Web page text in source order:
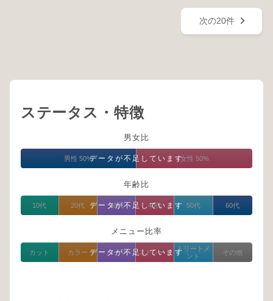
次の20件
ステータス・特徴
男女比
データが不足しています
男性 50% 女性 50%
年齢比
データが不足しています
10代 20代 30代 40代 50代 60代
メニュー比率
データが不足しています
カット カラー パーマ ストレート
トリートメ
ント
その他